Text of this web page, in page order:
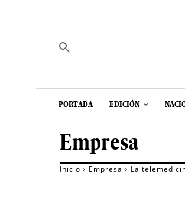
PORTADA EDICIÓN
Empresa
Inicio Empresa La